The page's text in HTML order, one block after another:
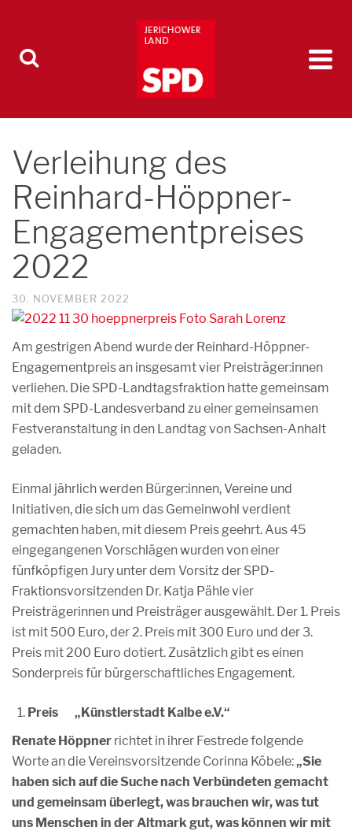
Verleihung des
Reinhard-Höppner-
Engagementpreises
2022
30. NOVEMBER 2022
Am gestrigen Abend wurde der Reinhard-Höppner-
Engagementpreis an insgesamt vier Preisträger:innen
verliehen. Die SPD-Landtagsfraktion hatte gemeinsam
mit dem SPD-Landesverband zu einer gemeinsamen
Festveranstaltung in den Landtag von Sachsen-Anhalt
geladen.
Einmal jährlich werden Bürger:innen, Vereine und
Initiativen, die sich um das Gemeinwohl verdient
gemachten haben, mit diesem Preis geehrt. Aus 45
eingegangenen Vorschlägen wurden von einer
fünfköpfigen Jury unter dem Vorsitz der SPD-
Fraktionsvorsitzenden Dr. Katja Pähle vier
Preisträgerinnen und Preisträger ausgewählt. Der 1. Preis
ist mit 500 Euro, der 2. Preis mit 300 Euro und der 3.
Preis mit 200 Euro dotiert. Zusätzlich gibt es einen
Sonderpreis für bürgerschaftliches Engagement.
Preis „Künstlerstadt Kalbe e.V.“
Renate Höppner richtet in ihrer Festrede folgende
Worte an die Vereinsvorsitzende Corinna Köbele:„Sie
haben sich auf die Suche nach Verbündeten gemacht
und gemeinsam überlegt, was brauchen wir, was tut
uns Menschen in der Altmark gut, was können wir mit